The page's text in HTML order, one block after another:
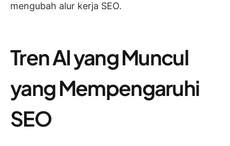
mengubah alur kerja SEO.
Tren AI yang Muncul
yang Mempengaruhi
SEO